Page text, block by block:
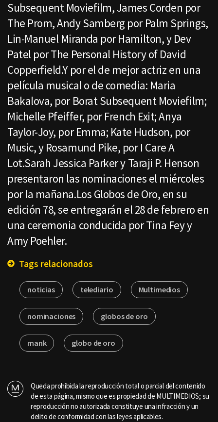
Subsequent Moviefilm, James Corden por
The Prom, Andy Samberg por Palm Springs,
Lin-Manuel Miranda por Hamilton, y Dev
Patel por The Personal History of David
Copperfield.Y por el de mejor actriz en una
película musical o de comedia: Maria
Bakalova, por Borat Subsequent Moviefilm;
Michelle Pfeiffer, por French Exit; Anya
Taylor-Joy, por Emma; Kate Hudson, por
Music, y Rosamund Pike, por I Care A
Lot.Sarah Jessica Parker y Taraji P. Henson
presentaron las nominaciones el miércoles
por la mañana.Los Globos de Oro, en su
edición 78, se entregarán el 28 de febrero en
una ceremonia conducida por Tina Fey y
Amy Poehler.
Tags relacionados
noticias telediario Multimedios
nominaciones globos de oro
mank globo de oro
Queda prohibida la reproducción total o parcial del contenido
de esta página, mismo que es propiedad de MULTIMEDIOS; su
reproducción no autorizada constituye una infracción y un
delito de conformidad con las leyes aplicables.